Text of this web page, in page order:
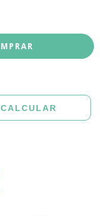
CALCULAR